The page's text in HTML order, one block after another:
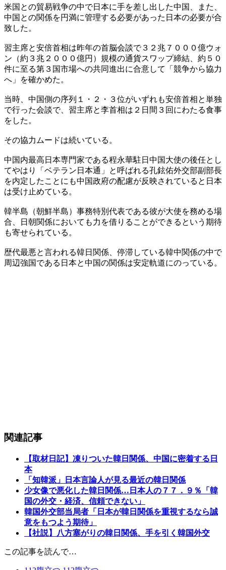
米国との貿易戦争の中で日本に手を差し出した中国、また、
中国との関係を円満に管理する必要があった日本の必要が合
致した。
習主席と安倍首相は昨年の首脳会談で３２兆７０００億ウォ
ン（約３兆２０００億円）規模の通貨スワップ締結、約５０
件に至る第３国市場への共同進出に合意して「競争から協力
へ」を確かめた。
当時、中国側の序列１・２・３位がいずれも安倍首相と単独
で行った会談で、習主席と李首相は２日間３回にわたる食事
をした。
その協力ムードは続いている。
中国内最高日本専門家である程永華駐日中国大使の後任とし
てやはり「ベテラン日本通」と呼ばれる孔鉉佑外交部副部長
を内定したことにも中国政府の配慮が反映されていると日本
は受け止めている。
韓半島（朝鮮半島）事務特別代表である彼が大使を務める場
合、日朝関係においても力を借りることができるという期待
も寄せられている。
歴代最悪と言われる韓日関係、停滞している韓中関係の中で
周辺強国である日本と中国の関係は安定軌道にのっている。
関連記事
【取材日記】凍りついた韓日関係、中国に密着する日
本
「知韓派」日本言論人が見る最近の韓日関係
少女像で悪化した韓日関係…日本人の７７．９％「韓
国の外交・経済、信頼できない」
韓国外交部当局者「日本が韓日関係を重視するなら誠
意をもつよう期待」
【社説】八方塞がりの韓日関係、手を引く韓国外交
この記事を読んで…